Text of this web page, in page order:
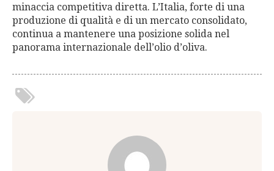
minaccia competitiva diretta. L’Italia, forte di una
produzione di qualità e di un mercato consolidato,
continua a mantenere una posizione solida nel
panorama internazionale dell’olio d’oliva.